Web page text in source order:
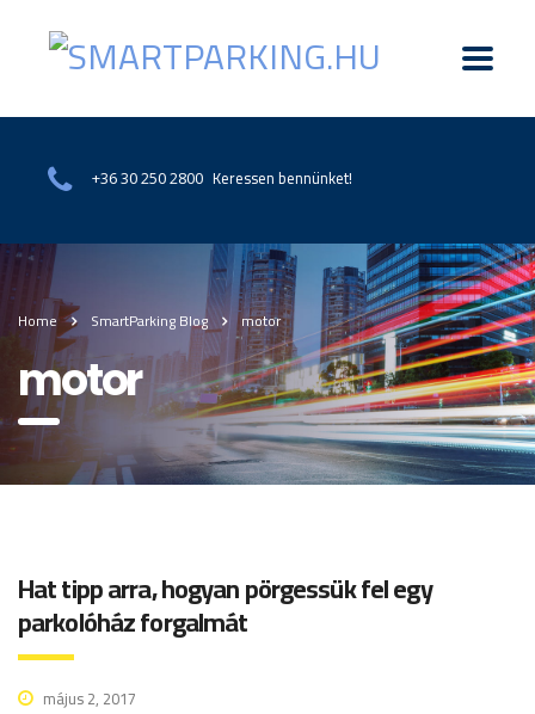
+36 30 250 2800 Keressen bennünket!
Home SmartParking Blog motor
motor
Hat tipp arra, hogyan pörgessük fel egy
parkolóház forgalmát
május 2, 2017